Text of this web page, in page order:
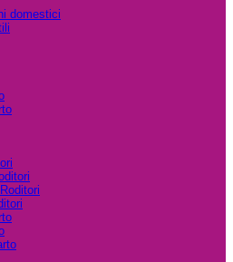
domestici